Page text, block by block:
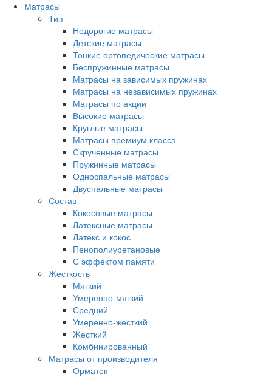
Матрасы
Тип
Недорогие матрасы
Детские матрасы
Тонкие ортопедические матрасы
Беспружинные матрасы
Матрасы на зависимых пружинах
Матрасы на независимых пружинах
Матрасы по акции
Высокие матрасы
Круглые матрасы
Матрасы премиум класса
Скрученные матрасы
Пружинные матрасы
Односпальные матрасы
Двуспальные матрасы
Состав
Кокосовые матрасы
Латексные матрасы
Латекс и кокос
Пенополиуретановые
С эффектом памяти
Жесткость
Мягкий
Умеренно-мягкий
Средний
Умеренно-жесткий
Жесткий
Комбинированный
Матрасы от производителя
Орматек